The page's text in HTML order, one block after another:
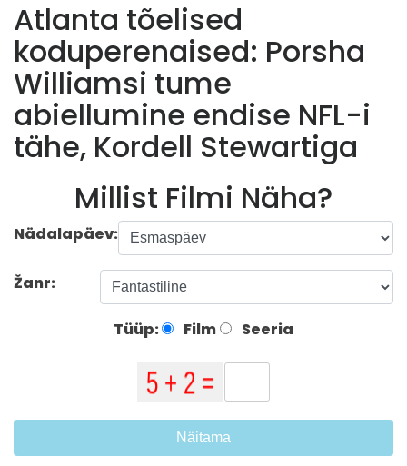
Atlanta tõelised
koduperenaised: Porsha
Williamsi tume
abiellumine endise NFL-i
tähe, Kordell Stewartiga
Millist Filmi Näha?
Nädalapäev:
Žanr:
Tüüp: Film Seeria
Näitama